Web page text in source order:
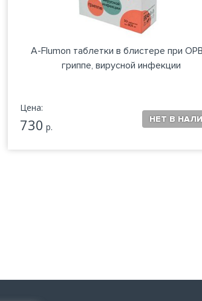
A-Flumon таблетки в блистере при
гриппе, вирусной инфекции
Цена:
730 р.